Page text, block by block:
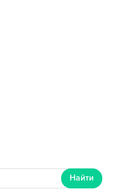
Найти